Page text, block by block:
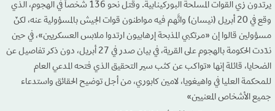
يرتدون زي القوات المسلحة البوركينابية. وقُتل نحو 136 شخصاً في الهجوم، الذي
وقع في 20 أبريل (نيسان) واتَّهم فيه مواطنون قوات الجيش بالمسؤولية عنه، لكنّ
مسؤولين قالوا إن «مرتكبي المذبحة إرهابيون ارتدوا ملابس العسكريين»، في حين
ندّدت الحكومة بالهجوم على القرية، في بيان صدر في 27 أبريل، دون ذكر تفاصيل عن
الضحايا، قائلة إنها «تواكب عن كثب سير التحقيق الذي فتحه المدعي العام
للمحكمة العليا في واهيغويا، لامين كابوري، من أجل توضيح الحقائق واستدعاء
جميع الأشخاص المعنيين»